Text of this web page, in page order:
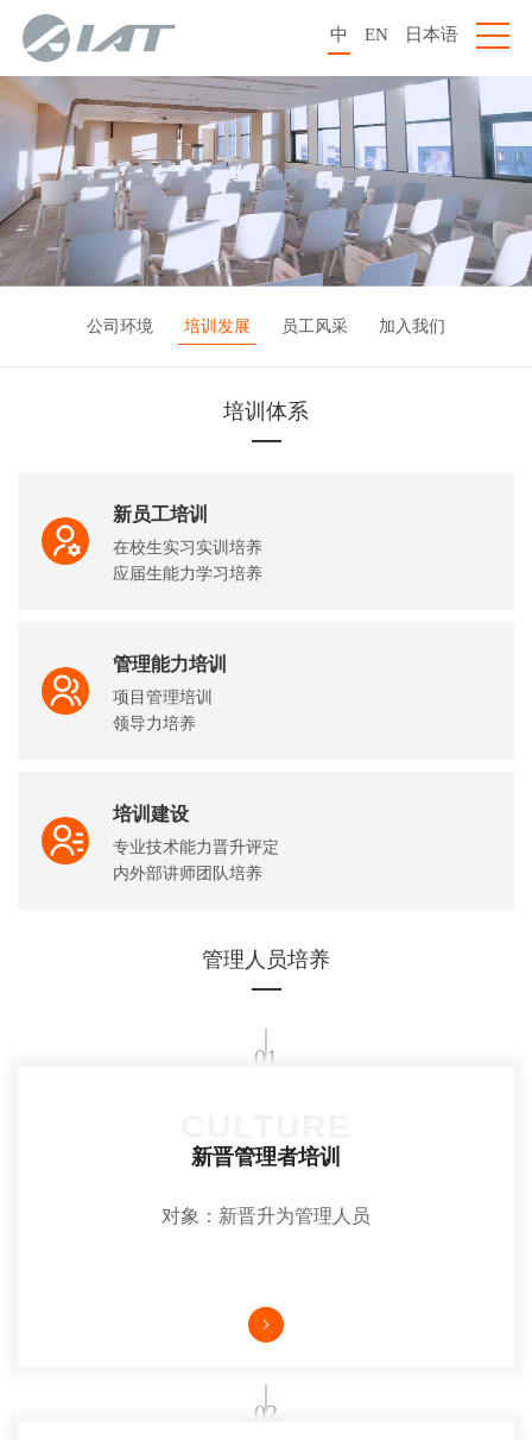
中 EN 日本语
公司环境 培训发展 员工风采 加入我们
培训体系
新员工培训
在校生实习实训培养
应届生能力学习培养
管理能力培训
项目管理培训
领导力培养
培训建设
专业技术能力晋升评定
内外部讲师团队培养
管理人员培养
01
新晋管理者培训
对象：新晋升为管理人员
02